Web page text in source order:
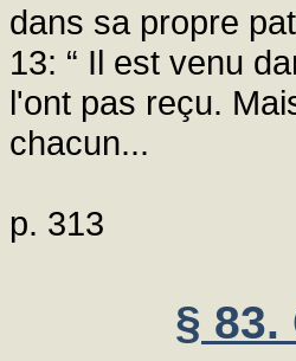
dans sa propre
13: “ Il est venu
l'ont pas reçu.
chacun...
p. 313
§